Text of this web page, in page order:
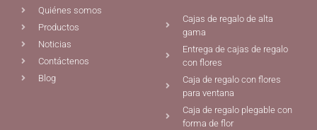
Quiénes somos
Productos
Noticias
Contáctenos
Blog
Cajas de regalo de alta
gama
Entrega de cajas de regalo
con flores
Caja de regalo con flores
para ventana
Caja de regalo plegable con
forma de flor